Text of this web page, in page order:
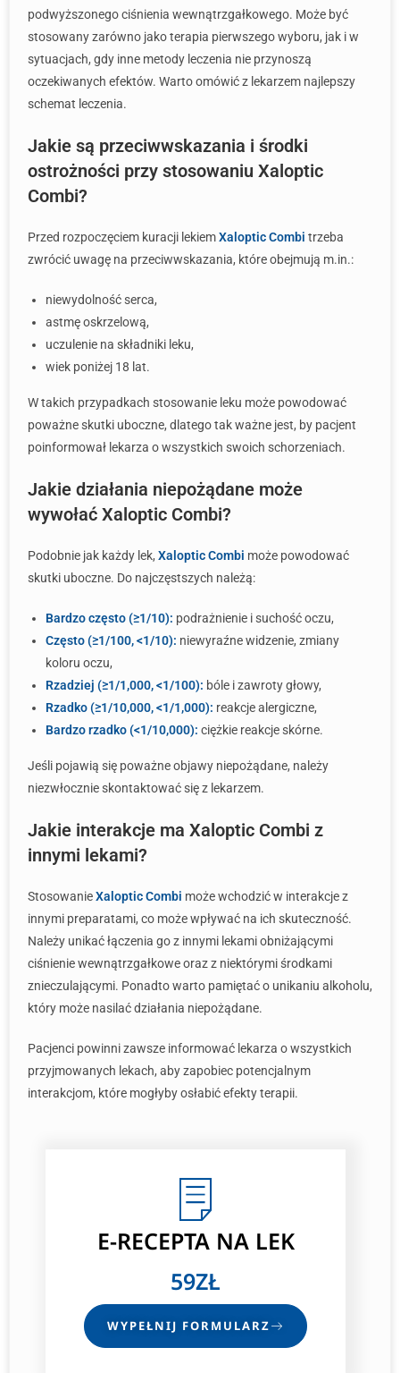
podwyższonego ciśnienia wewnątrzgałkowego. Może być
stosowany zarówno jako terapia pierwszego wyboru, jak i w
sytuacjach, gdy inne metody leczenia nie przynoszą
oczekiwanych efektów. Warto omówić z lekarzem najlepszy
schemat leczenia.
Jakie są przeciwwskazania i środki
ostrożności przy stosowaniu Xaloptic
Combi?
Przed rozpoczęciem kuracji lekiemXaloptic Combi trzeba
zwrócić uwagę na przeciwwskazania, które obejmują m.in.:
niewydolność serca,
astmę oskrzelową,
uczulenie na składniki leku,
wiek poniżej 18 lat.
W takich przypadkach stosowanie leku może powodować
poważne skutki uboczne, dlatego tak ważne jest, by pacjent
poinformował lekarza o wszystkich swoich schorzeniach.
Jakie działania niepożądane może
wywołać Xaloptic Combi?
Podobnie jak każdy lek, Xaloptic Combi może powodować
skutki uboczne. Do najczęstszych należą:
Bardzo często (≥1/10): podrażnienie i suchość oczu,
Często (≥1/100, <1/10): niewyraźne widzenie, zmiany
koloru oczu,
Rzadziej (≥1/1,000, <1/100): bóle i zawroty głowy,
Rzadko (≥1/10,000, <1/1,000): reakcje alergiczne,
Bardzo rzadko (<1/10,000): ciężkie reakcje skórne.
Jeśli pojawią się poważne objawy niepożądane, należy
niezwłocznie skontaktować się z lekarzem.
Jakie interakcje ma Xaloptic Combi z
innymi lekami?
StosowanieXaloptic Combi może wchodzić w interakcje z
innymi preparatami, co może wpływać na ich skuteczność.
Należy unikać łączenia go z innymi lekami obniżającymi
ciśnienie wewnątrzgałkowe oraz z niektórymi środkami
znieczulającymi. Ponadto warto pamiętać o unikaniu alkoholu,
który może nasilać działania niepożądane.
Pacjenci powinni zawsze informować lekarza o wszystkich
przyjmowanych lekach, aby zapobiec potencjalnym
interakcjom, które mogłyby osłabić efekty terapii.
E-RECEPTA NA LEK
59ZŁ
WYPEŁNIJ FORMULARZ